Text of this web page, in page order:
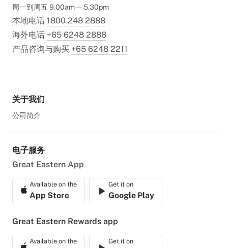
周一到周五 9.00am — 5.30pm
本地电话 1800 248 2888
海外电话 +65 6248 2888
产品咨询与购买 +65 6248 2211
关于我们
公司简介
电子服务
Great Eastern App
Available on the
App Store
Get it on
Google Play
Great Eastern Rewards app
Available on the Get it on